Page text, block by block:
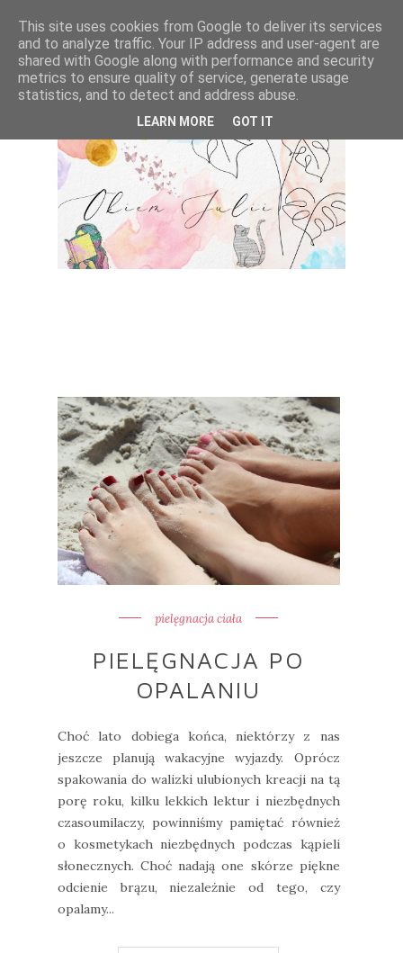
pielęgnacja ciała
PIELĘGNACJA PO
OPALANIU
Choć lato dobiega końca, niektórzy z nas
jeszcze planują wakacyjne wyjazdy. Oprócz
spakowania do walizki ulubionych kreacji na tą
porę roku, kilku lekkich lektur i niezbędnych
czasoumilaczy, powinniśmy pamiętać również
o kosmetykach niezbędnych podczas kąpieli
słonecznych. Choć nadają one skórze piękne
odcienie brązu, niezależnie od tego, czy
opalamy...
This site uses cookies from Google to deliver its services
and to analyze traffic. Your IP address and user-agent are
shared with Google along with performance and security
metrics to ensure quality of service, generate usage
statistics, and to detect and address abuse.
LEARN MORE GOT IT